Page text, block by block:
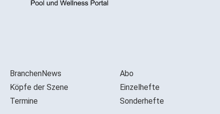
BranchenNews
Köpfe der Szene
Termine
Abo
Einzelhefte
Sonderhefte